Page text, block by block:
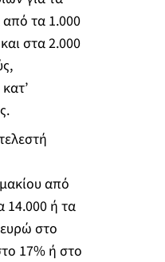
τα 1.000
στα 2.000
από
14.000 ή τα
στο
17% ή στο